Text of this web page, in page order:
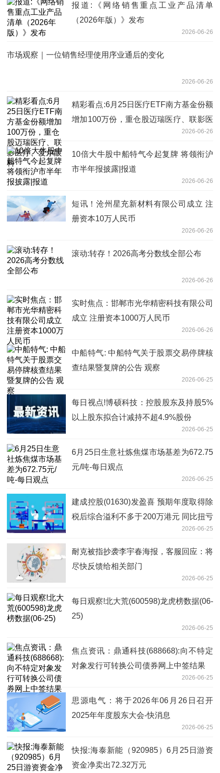
报道:《网络销售重点工业产品清单
（2026年版）》发布
2026-06-26
市场观察｜一位销售经理使用序业通后的变化
2026-06-26
精彩看点:6月25日医疗ETF南方基金份额
增加100万份，重仓股迈瑞医疗、联影医
2026-06-26
10倍大牛股中船特气今起复牌 将领衔沪
市半年报披露|报道
2026-06-26
短讯！沧州星充新材料有限公司成立 注
册资本10万人民币
2026-06-26
滚动:转存！2026高考分数线全部公布
2026-06-26
实时焦点：邯郸市光华精密科技有限公司
成立 注册资本1000万人民币
2026-06-26
中船特气: 中船特气关于股票交易停牌核
查结果暨复牌的公告 观察
2026-06-25
每日视点!博硕科技：控股股东及持股5%
以上股东拟合计减持不超4.9%股份
2026-06-25
6月25日生意社炼焦煤市场基差为672.75
元/吨-每日观点
2026-06-25
建成控股(01630)发盈喜 预期年度取得除
税后综合溢利不多于200万港元 同比扭亏
2026-06-25
耐克被指抄袭李宇春海报，客服回应：将
尽快反馈给相关部门
2026-06-25
每日观察!北大荒(600598)龙虎榜数据(06-
25)
2026-06-25
焦点资讯：鼎通科技(688668):向不特定
对象发行可转换公司债券网上中签结果
2026-06-25
思源电气：将于2026年06月26日召开
2025年年度股东大会-快消息
2026-06-25
快报:海泰新能（920985）6月25日游资
资金净卖出72.32万元